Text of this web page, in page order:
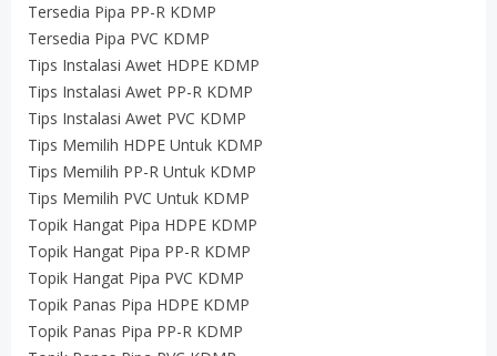
Tersedia Pipa PP-R KDMP
Tersedia Pipa PVC KDMP
Tips Instalasi Awet HDPE KDMP
Tips Instalasi Awet PP-R KDMP
Tips Instalasi Awet PVC KDMP
Tips Memilih HDPE Untuk KDMP
Tips Memilih PP-R Untuk KDMP
Tips Memilih PVC Untuk KDMP
Topik Hangat Pipa HDPE KDMP
Topik Hangat Pipa PP-R KDMP
Topik Hangat Pipa PVC KDMP
Topik Panas Pipa HDPE KDMP
Topik Panas Pipa PP-R KDMP